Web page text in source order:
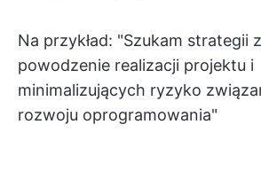
Na przykład: "Szukam strategii
powodzenie realizacji projektu i
minimalizujących ryzyko
rozwoju oprogramowania"